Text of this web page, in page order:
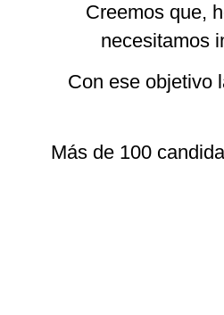
Creemos que,
necesitamos
Con ese objetivo
Más de 100